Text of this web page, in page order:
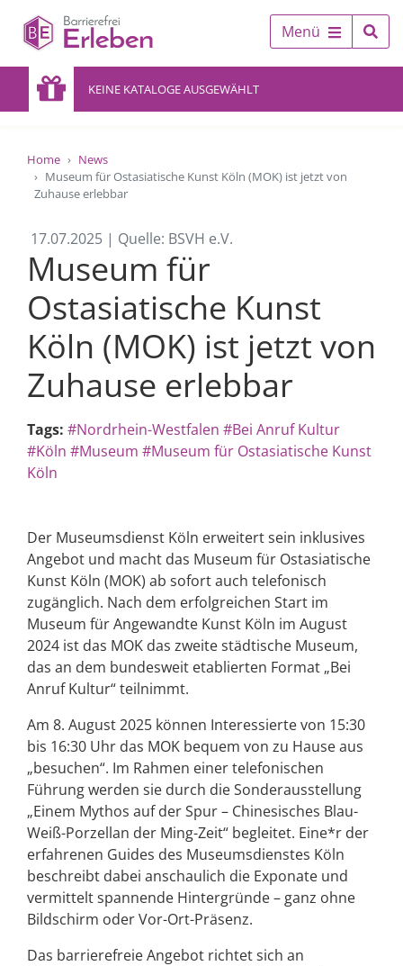
Menü
KEINE KATALOGE AUSGEWÄHLT
Home
News
Museum für Ostasiatische Kunst Köln (MOK) ist jetzt von
Zuhause erlebbar
17.07.2025 | Quelle: BSVH e.V.
Museum für
Ostasiatische Kunst
Köln (MOK) ist jetzt von
Zuhause erlebbar
Tags: #Nordrhein-Westfalen #Bei Anruf Kultur
#Köln #Museum #Museum für Ostasiatische Kunst
Köln
Der Museumsdienst Köln erweitert sein inklusives
Angebot und macht das Museum für Ostasiatische
Kunst Köln (MOK) ab sofort auch telefonisch
zugänglich. Nach dem erfolgreichen Start im
Museum für Angewandte Kunst Köln im August
2024 ist das MOK das zweite städtische Museum,
das an dem bundesweit etablierten Format „Bei
Anruf Kultur“ teilnimmt.
Am 8. August 2025 können Interessierte von 15:30
bis 16:30 Uhr das MOK bequem von zu Hause aus
„besuchen“. Im Rahmen einer telefonischen
Führung werden sie durch die Sonderausstellung
„Einem Mythos auf der Spur – Chinesisches Blau-
Weiß-Porzellan der Ming-Zeit“ begleitet. Eine*r der
erfahrenen Guides des Museumsdienstes Köln
beschreibt dabei anschaulich die Exponate und
vermittelt spannende Hintergründe – ganz ohne
Bildschirm oder Vor-Ort-Präsenz.
Das barrierefreie Angebot richtet sich an